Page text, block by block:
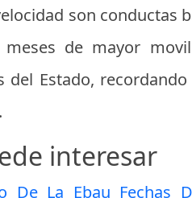
son conductas
de mayor
Estado,
interesar
De La Ebau Fechas